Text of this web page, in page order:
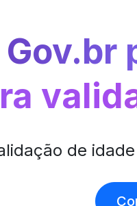
de